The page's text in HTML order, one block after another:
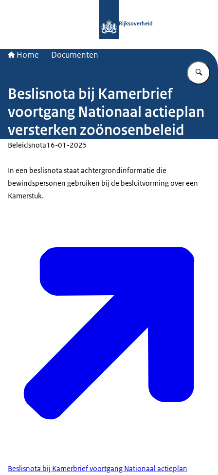
Rijksoverheid
Home Documenten
Beslisnota bij Kamerbrief
voortgang Nationaal actieplan
versterken zoönosenbeleid
Beleidsnota16-01-2025
In een beslisnota staat achtergrondinformatie die
bewindspersonen gebruiken bij de besluitvorming over een
Kamerstuk.
Beslisnota bij Kamerbrief voortgang Nationaal actieplan